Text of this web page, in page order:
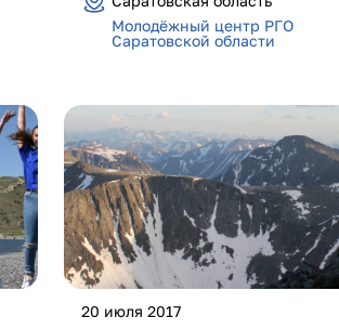
Молодёжный центр РГО
Саратовской области
20 июля 2017